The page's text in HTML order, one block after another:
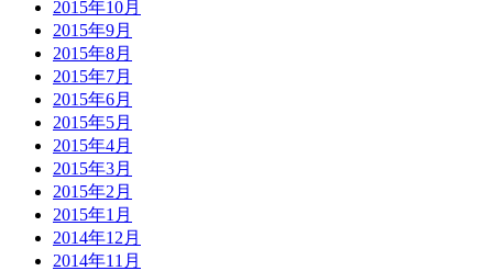
2015年10月
2015年9月
2015年8月
2015年7月
2015年6月
2015年5月
2015年4月
2015年3月
2015年2月
2015年1月
2014年12月
2014年11月